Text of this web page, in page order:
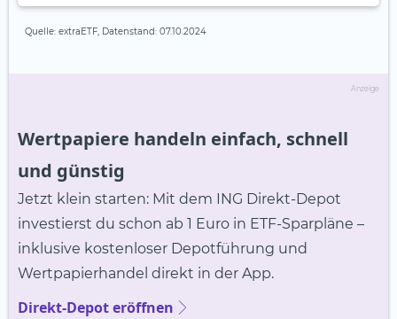
Quelle: extraETF, Datenstand: 07.10.2024
Anzeige
Wertpapiere handeln einfach, schnell
und günstig
Jetzt klein starten: Mit dem ING Direkt-Depot
investierst du schon ab 1 Euro in ETF-Sparpläne –
inklusive kostenloser Depotführung und
Wertpapierhandel direkt in der App.
Direkt-Depot eröffnen